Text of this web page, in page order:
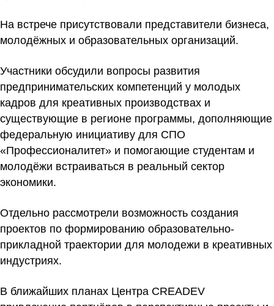
На встрече присутствовали представители бизнеса,
молодёжных и образовательных организаций.
Участники обсудили вопросы развития
предпринимательских компетенций у молодых
кадров для креативных производствах и
существующие в регионе программы, дополняющие
федеральную инициативу для СПО
«Профессионалитет» и помогающие студентам и
молодёжи встраиваться в реальный сектор
экономики.
Отдельно рассмотрели возможность создания
проектов по формированию образовательно-
прикладной траектории для молодежи в креативных
индустриях.
В ближайших планах Центра CREADEV